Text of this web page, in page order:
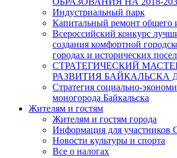
Индустриальный парк
Капитальный ремонт
Всероссийский конкурс
создания комфортной
городах и исторических
СТРАТЕГИЧЕСКИЙ
РАЗВИТИЯ БАЙКАЛЬСКА
Стратегия социально-
моногорода Байкальска
Жителям и гостям
Жителям и гостям города
Информация для участников
Новости культуры и спорта
Все о налогах